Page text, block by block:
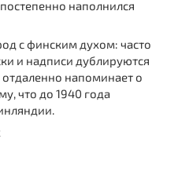
наполнился
с финским духом: часто
и надписи дублируются
отдаленно напоминает о
что до 1940 года